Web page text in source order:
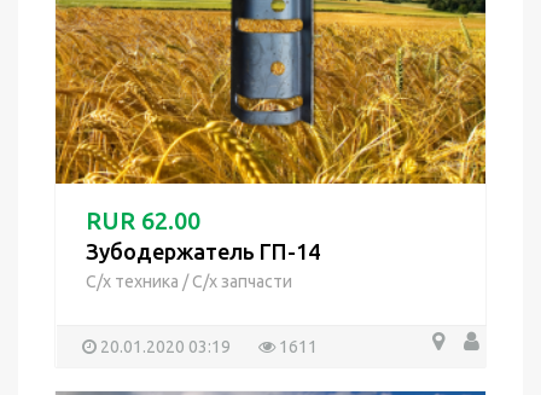
RUR 62.00
Зубодержатель ГП-14
С/х техника /С/х запчасти
20.01.2020 03:19 1611